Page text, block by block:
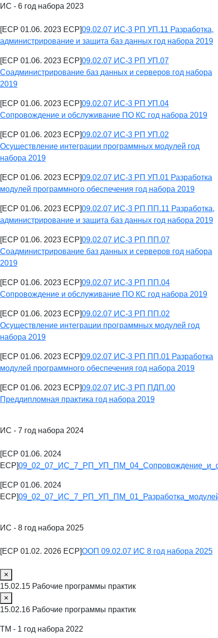
ИС - 6 год набора 2023
[ECP 01.06. 2023 ECP]09.02.07 ИС-3 РП УП.11 Разработка,
администрирование и защита баз данных год набора 2019
[ECP 01.06. 2023 ECP]09.02.07 ИС-3 РП УП.07
Соадминистрирование баз данных и серверов год набора
2019
[ECP 01.06. 2023 ECP]09.02.07 ИС-3 РП УП.04
Сопровождение и обслуживание ПО КС год набора 2019
[ECP 01.06. 2023 ECP]09.02.07 ИС-3 РП УП.02
Осуществление интеграции программных модулей год
набора 2019
[ECP 01.06. 2023 ECP]09.02.07 ИС-3 РП УП.01 Разработка
модулей программного обеспечения год набора 2019
[ECP 01.06. 2023 ECP]09.02.07 ИС-3 РП ПП.11 Разработка,
администрирование и защита баз данных год набора 2019
[ECP 01.06. 2023 ECP]09.02.07 ИС-3 РП ПП.07
Соадминистрирование баз данных и серверов год набора
2019
[ECP 01.06. 2023 ECP]09.02.07 ИС-3 РП ПП.04
Сопровождение и обслуживание ПО КС год набора 2019
[ECP 01.06. 2023 ECP]09.02.07 ИС-3 РП ПП.02
Осуществление интеграции программных модулей год
набора 2019
[ECP 01.06. 2023 ECP]09.02.07 ИС-3 РП ПП.01 Разработка
модулей программного обеспечения год набора 2019
[ECP 01.06. 2023 ECP]09.02.07 ИС-3 РП ПДП.00
Преддипломная практика год набора 2019
ИС - 7 год набора 2024
[ECP 01.06. 2024
ECP]
[ECP 01.06. 2024
ECP]
ИС - 8 год набора 2025
[ECP 01.02. 2026 ECP]ООП 09.02.07 ИС 8 год набора 2025
×
15.02.15 Рабочие программы практик
×
15.02.16 Рабочие программы практик
ТМ - 1 год набора 2022